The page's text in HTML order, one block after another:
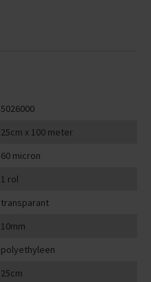
5026000
25cm x 100 meter
60 micron
1 rol
transparant
10mm
polyethyleen
25cm